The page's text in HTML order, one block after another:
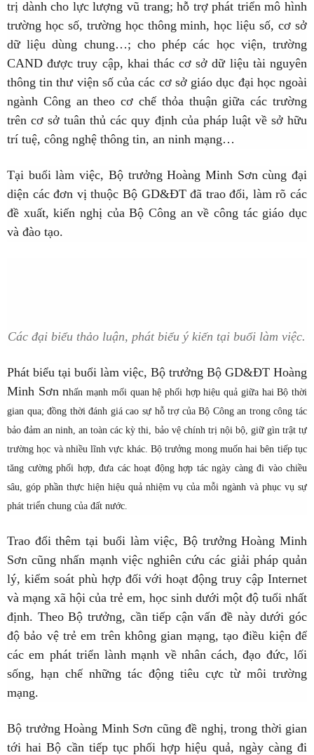
trị dành cho lực lượng vũ trang; hỗ trợ phát triển mô hình
trường học số, trường học thông minh, học liệu số, cơ sở
dữ liệu dùng chung…; cho phép các học viện, trường
CAND được truy cập, khai thác cơ sở dữ liệu tài nguyên
thông tin thư viện số của các cơ sở giáo dục đại học ngoài
ngành Công an theo cơ chế thỏa thuận giữa các trường
trên cơ sở tuân thủ các quy định của pháp luật về sở hữu
trí tuệ, công nghệ thông tin, an ninh mạng…
Tại buổi làm việc, Bộ trưởng Hoàng Minh Sơn cùng đại
diện các đơn vị thuộc Bộ GD&ĐT đã trao đổi, làm rõ các
đề xuất, kiến nghị của Bộ Công an về công tác giáo dục
và đào tạo.
Các đại biểu thảo luận, phát biểu ý kiến tại buổi làm việc.
Phát biểu tại buổi làm việc, Bộ trưởng Bộ GD&ĐT Hoàng
Minh Sơn nhấn mạnh mối quan hệ phối hợp hiệu quả giữa hai Bộ thời
gian qua; đồng thời đánh giá cao sự hỗ trợ của Bộ Công an trong công tác
bảo đảm an ninh, an toàn các kỳ thi, bảo vệ chính trị nội bộ, giữ gìn trật tự
trường học và nhiều lĩnh vực khác. Bộ trưởng mong muốn hai bên tiếp tục
tăng cường phối hợp, đưa các hoạt động hợp tác ngày càng đi vào chiều
sâu, góp phần thực hiện hiệu quả nhiệm vụ của mỗi ngành và phục vụ sự
phát triển chung của đất nước.
Trao đổi thêm tại buổi làm việc, Bộ trưởng Hoàng Minh
Sơn cũng nhấn mạnh việc nghiên cứu các giải pháp quản
lý, kiểm soát phù hợp đối với hoạt động truy cập Internet
và mạng xã hội của trẻ em, học sinh dưới một độ tuổi nhất
định. Theo Bộ trưởng, cần tiếp cận vấn đề này dưới góc
độ bảo vệ trẻ em trên không gian mạng, tạo điều kiện để
các em phát triển lành mạnh về nhân cách, đạo đức, lối
sống, hạn chế những tác động tiêu cực từ môi trường
mạng.
Bộ trưởng Hoàng Minh Sơn cũng đề nghị, trong thời gian
tới hai Bộ cần tiếp tục phối hợp hiệu quả, ngày càng đi